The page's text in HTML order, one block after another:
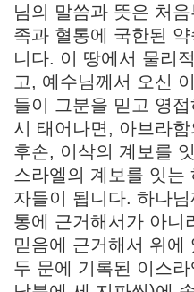
님의 말씀과 뜻은 처
족과 혈통에 국한된
니다. 이 땅에서 물리
고, 예수님께서 오신
들이 그분을 믿고 영
시 태어나면, 아브라
후손, 이삭의 계보를
스라엘의 계보를 잇는
자들이 됩니다. 하나
통에 근거해서가 아니
믿음에 근거해서 위에
두 문에 기록된 이스